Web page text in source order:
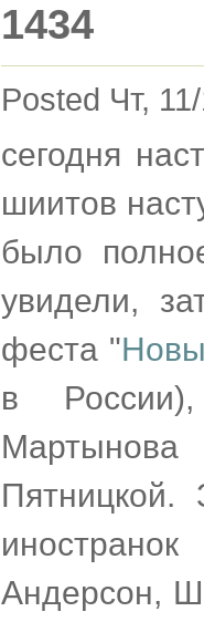
1434
Posted Чт,
сегодня
шиитов
было
увидели,
феста "
в
Пятницкой.
Андерсон,